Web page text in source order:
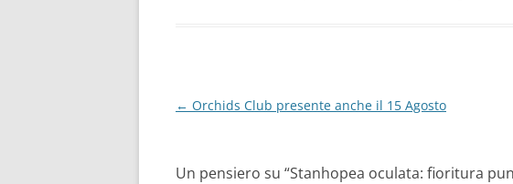
Navigazione
← Orchids Club presente anche il 15 Agosto
Un pensiero su “Stanhopea oculata: fioritura